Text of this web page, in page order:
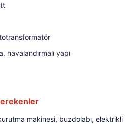
havalandırmalı yapı
makinesi, buzdolabı, elektrikli